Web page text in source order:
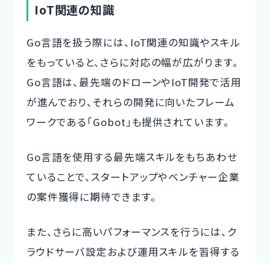
IoT関連の知識
Go言語を扱う際には、IoT関連の知識やスキル
をもっていると、さらに対応の幅が広がります。
Go言語は、最先端のドローンやIoT開発で活用
が進んでおり、それらの開発に向いたフレーム
ワークである「Gobot」も提供されています。
Go言語を使用する最先端スキルをもちあわせ
ていることで、スタートアップやベンチャー企業
の案件獲得に期待できます。
また、さらに高いパフォーマンスを行うには、ク
ラウドサーバ設定および運用スキルを習得する